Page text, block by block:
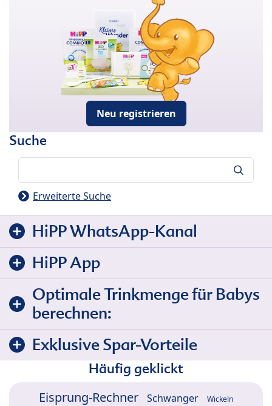
Neu registrieren
Suche
Erweiterte Suche
HiPP WhatsApp-Kanal
HiPP App
Optimale Trinkmenge für Babys
berechnen:
Exklusive Spar-Vorteile
Häufig geklickt
Eisprung-Rechner Schwanger Wickeln